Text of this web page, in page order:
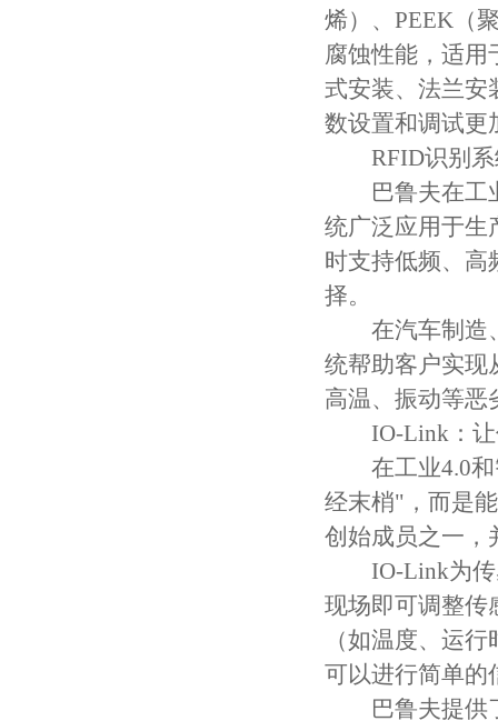
烯）、PEEK（
腐蚀性能，适
式安装、法兰安
数设置和调试更
RFID识别系
巴鲁夫在工业
统广泛应用于生
时支持低频、高
择。
在汽车制造、
统帮助客户实现
高温、振动等恶
IO-Link：让
在工业4.0和
经末梢"，而是
创始成员之一，
IO-Link为传
现场即可调整传
（如温度、运
可以进行简单的
巴鲁夫提供了